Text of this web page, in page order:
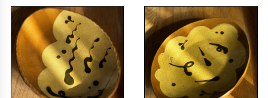
2017年 京都SISAMU gallery「冬のアクセサリー展」
2018年
みなとみらい サブウェーギャラリー グルー
プ展
2018年 「初夏を彩る陶4人展」グループ展
2018年
山梨県ウィークエンドギャラリー 夢谷 4人